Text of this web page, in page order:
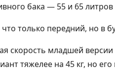
бака — 55 и 65 литров
только передний, но в
скорость младшей версии
тяжелее на 45 кг, но